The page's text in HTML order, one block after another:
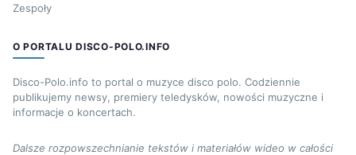
Zespoły
O PORTALU DISCO-POLO.INFO
Disco-Polo.info to portal o muzyce disco polo. Codziennie
publikujemy newsy, premiery teledysków, nowości muzyczne i
informacje o koncertach.
Dalsze rozpowszechnianie tekstów i materiałów wideo w całości